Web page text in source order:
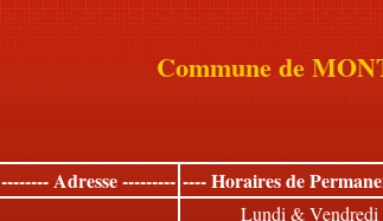
Commune de
-------- Adresse --------- ---- Horaires de
Lundi & Vendredi